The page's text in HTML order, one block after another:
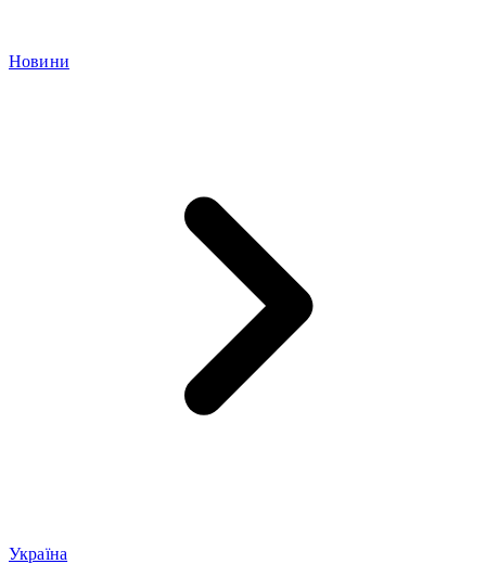
Новини
Україна